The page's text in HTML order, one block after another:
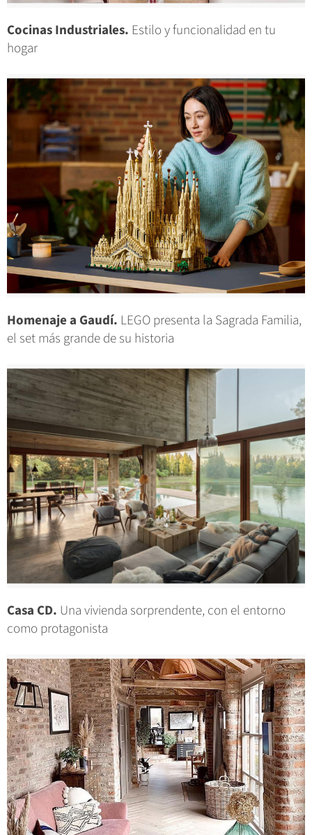
Cocinas Industriales. Estilo y funcionalidad en tu
hogar
Homenaje a Gaudí. LEGO presenta la Sagrada Familia,
el set más grande de su historia
Casa CD. Una vivienda sorprendente, con el entorno
como protagonista